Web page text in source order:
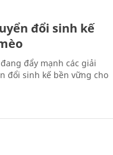
đổi sinh kế
đẩy mạnh các giải
đổi sinh kế bền vững cho